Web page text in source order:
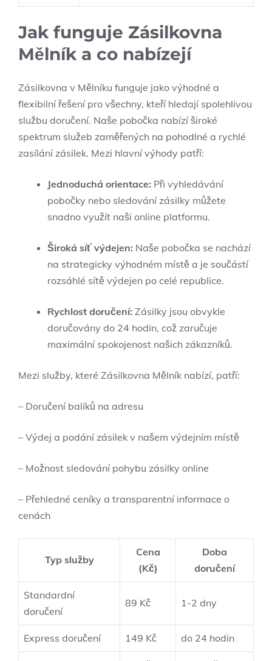
Jak funguje Zásilkovna
Mělník a co nabízejí
Zásilkovna v Mělníku funguje jako výhodné a
flexibilní řešení pro všechny, kteří hledají spolehlivou
službu doručení. Naše pobočka nabízí široké
spektrum služeb zaměřených na pohodlné a rychlé
zasílání zásilek. Mezi hlavní výhody patří:
Jednoduchá orientace: Při vyhledávání
pobočky nebo sledování zásilky můžete
snadno využít naši online platformu.
Široká síť výdejen: Naše pobočka se nachází
na strategicky výhodném místě a je součástí
rozsáhlé sítě výdejen po celé republice.
Rychlost doručení: Zásilky jsou obvykle
doručovány do 24 hodin, což zaručuje
maximální spokojenost našich zákazníků.
Mezi služby, které Zásilkovna Mělník nabízí, patří:
– Doručení balíků na adresu
– Výdej a podání zásilek v našem výdejním místě
– Možnost sledování pohybu zásilky online
– Přehledné ceníky a transparentní informace o
cenách
Typ služby
Cena
(Kč)
Doba
doručení
Standardní
doručení
89 Kč 1-2 dny
Express doručení 149 Kč do 24 hodin